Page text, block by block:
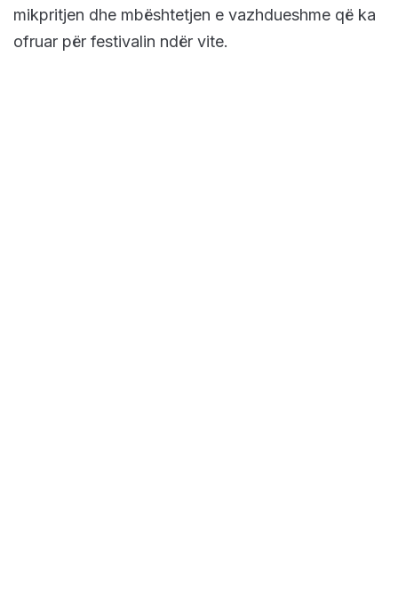
mikpritjen dhe mbështetjen e vazhdueshme që ka
ofruar për festivalin ndër vite.